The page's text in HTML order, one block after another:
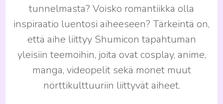
tunnelmasta? Voisko romantiikka olla
inspiraatio luentosi aiheeseen? Tärkeintä on,
että aihe liittyy Shumicon tapahtuman
yleisiin teemoihin, joita ovat cosplay, anime,
manga, videopelit sekä monet muut
nörttikulttuuriin liittyvät aiheet.